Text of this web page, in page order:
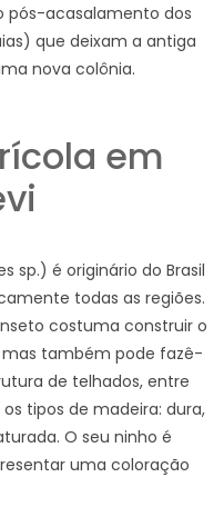
pós-acasalamento dos
que deixam a antiga
nova colônia.
em
sp.) é originário do Brasil
todas as regiões.
costuma construir o
mas também pode fazê-
de telhados, entre
tipos de madeira: dura,
O seu ninho é
uma coloração